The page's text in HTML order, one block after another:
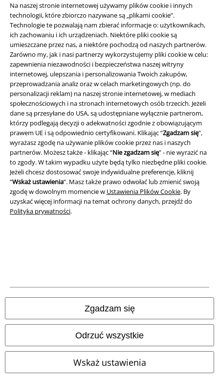
Na naszej stronie internetowej używamy plików cookie i innych
technologii, które zbiorczo nazywane są „plikami cookie”.
Technologie te pozwalają nam zbierać informacje o: użytkownikach,
ich zachowaniu i ich urządzeniach. Niektóre pliki cookie są
umieszczane przez nas, a niektóre pochodzą od naszych partnerów.
Zarówno my, jak i nasi partnerzy wykorzystujemy pliki cookie w celu:
zapewnienia niezawodności i bezpieczeństwa naszej witryny
internetowej, ulepszania i personalizowania Twoich zakupów,
przeprowadzania analiz oraz w celach marketingowych (np. do
personalizacji reklam) na naszej stronie internetowej, w mediach
społecznościowych i na stronach internetowych osób trzecich. Jeżeli
dane są przesyłane do USA, są udostępniane wyłącznie partnerom,
którzy podlegają decyzji o adekwatności zgodnie z obowiązującym
prawem UE i są odpowiednio certyfikowani. Klikając “Zgadzam się”,
wyrażasz zgodę na używanie plików cookie przez nas i naszych
partnerów. Możesz także - klikając “Nie zgadzam się” - nie wyrazić na
to zgody. W takim wypadku użyte będą tylko niezbędne pliki cookie.
Jeżeli chcesz dostosować swoje indywidualne preferencje, kliknij
“Wskaż ustawienia”. Masz także prawo odwołać lub zmienić swoją
zgodę w dowolnym momencie w Ustawienia Plików Cookie. By
uzyskać więcej informacji na temat ochrony danych, przejdź do
Polityka prywatności.
Zgadzam się
Odrzuć wszystkie
Wskaż ustawienia
Informacje prawne
Regulamin
Dane firmy
Polityka prywatności
Unieszkodliwianie odpadów i ochrona środowiska
Deklaracja Zgodności
Wszystkie ceny zawierają podatek VAT. Nie zawierająkosztów
wysyłki.
© 1986-2026 E.M.P. Merchandising HGmbH
Sklepy internetowe EMP